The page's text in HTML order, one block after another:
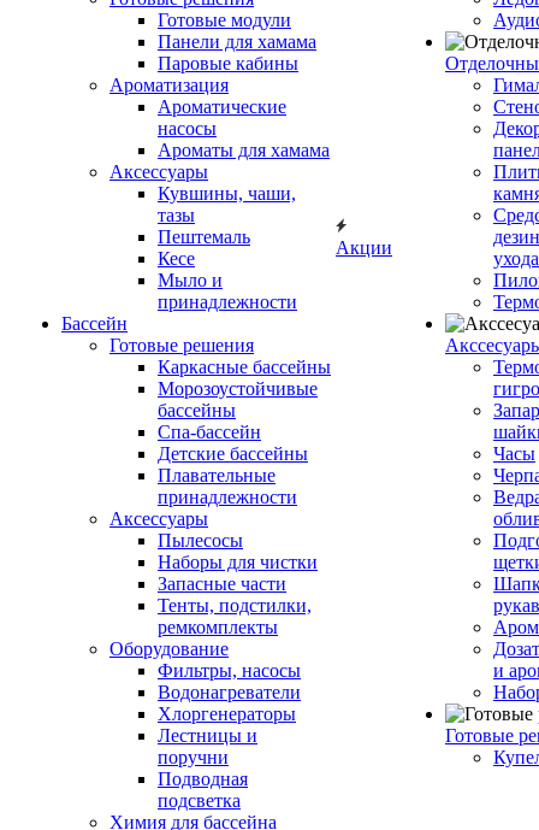
Готовые модули
Панели для хамама
Паровые кабины
Ароматизация
Ароматические
насосы
Ароматы для хамама
Аксессуары
Кувшины, чаши,
тазы
Пештемаль
Кесе
Мыло и
принадлежности
Бассейн
Готовые решения
Каркасные бассейны
Морозоустойчивые
бассейны
Спа-бассейн
Детские бассейны
Плавательные
принадлежности
Аксессуары
Пылесосы
Наборы для чистки
Запасные части
Тенты, подстилки,
ремкомплекты
Оборудование
Фильтры, насосы
Водонагреватели
Хлоргенераторы
Лестницы и
поручни
Подводная
подсветка
Химия для бассейна
Акции
ухода
Часы
и
Готовые